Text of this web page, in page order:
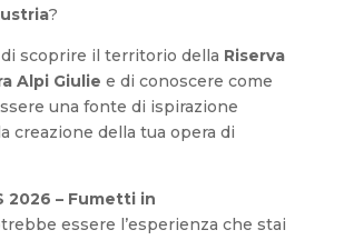
?
di scoprire il territorio della Riserva
Alpi Giulie e di conoscere come
una fonte di ispirazione
creazione della tua opera di
2026 – Fumetti in
essere l’esperienza che stai